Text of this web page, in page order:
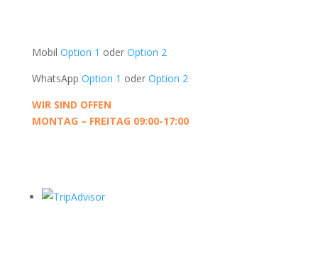
Mobil Option 1 oder Option 2
WhatsApp Option 1 oder Option 2
WIR SIND OFFEN
MONTAG – FREITAG 09:00-17:00